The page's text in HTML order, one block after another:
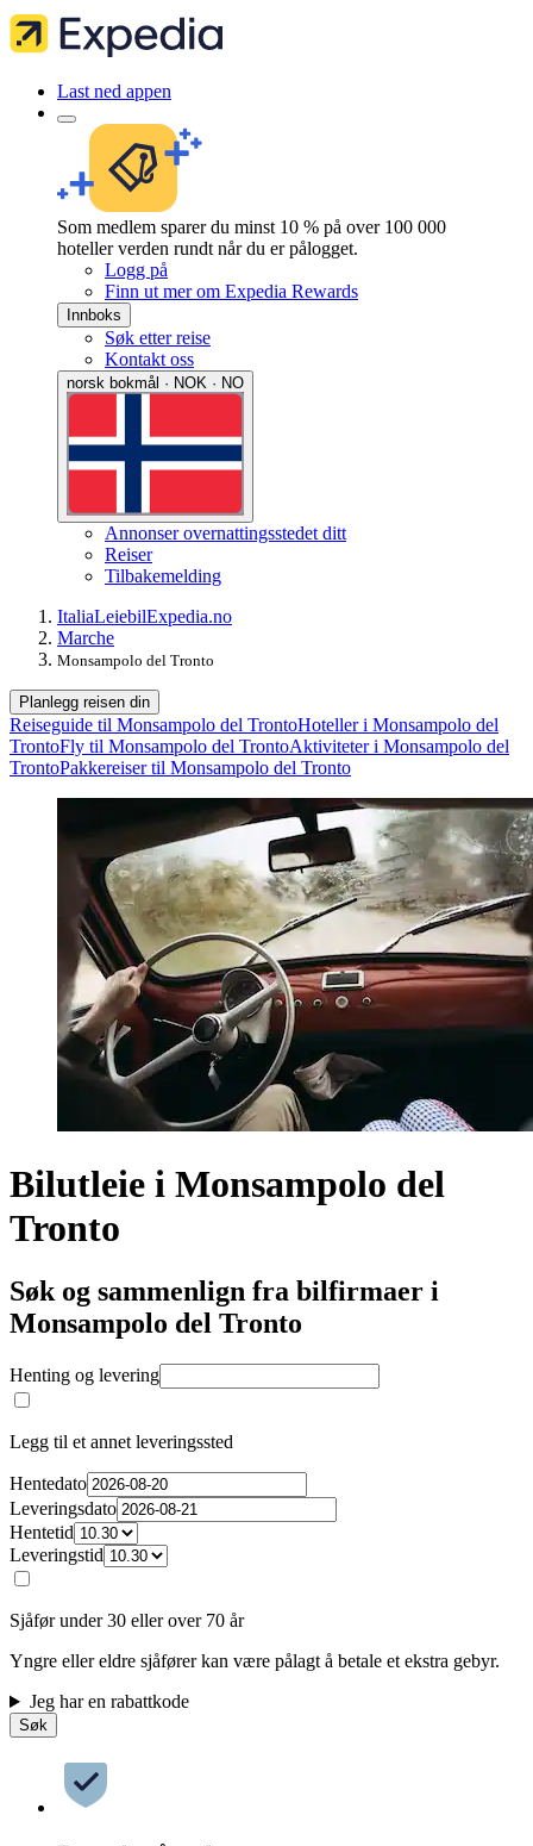
Last ned appen
Som medlem sparer du minst 10 % på over 100 000
hoteller verden rundt når du er pålogget.
Logg på
Finn ut mer om Expedia Rewards
Innboks
Søk etter reise
Kontakt oss
norsk bokmål · NOK · NO
Annonser overnattingsstedet ditt
Reiser
Tilbakemelding
ItaliaLeiebilExpedia.no
Marche
Monsampolo del Tronto
Planlegg reisen din
Reiseguide til Monsampolo del TrontoHoteller i Monsampolo del
TrontoFly til Monsampolo del TrontoAktiviteter i Monsampolo del
TrontoPakkereiser til Monsampolo del Tronto
Bilutleie i Monsampolo del
Tronto
Søk og sammenlign fra bilfirmaer i
Monsampolo del Tronto
Henting og levering
Legg til et annet leveringssted
Hentedato
Leveringsdato
Hentetid
Leveringstid
Sjåfør under 30 eller over 70 år
Yngre eller eldre sjåfører kan være pålagt å betale et ekstra gebyr.
Jeg har en rabattkode
Søk